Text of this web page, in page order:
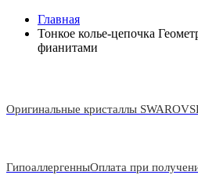
Главная
Тонкое колье-цепочка
фианитами
Оригинальные кристаллы
ГипоаллергенныОплата при